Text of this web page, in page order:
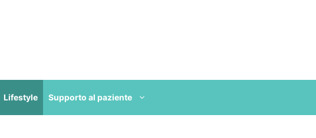
Lifestyle Supporto al paziente